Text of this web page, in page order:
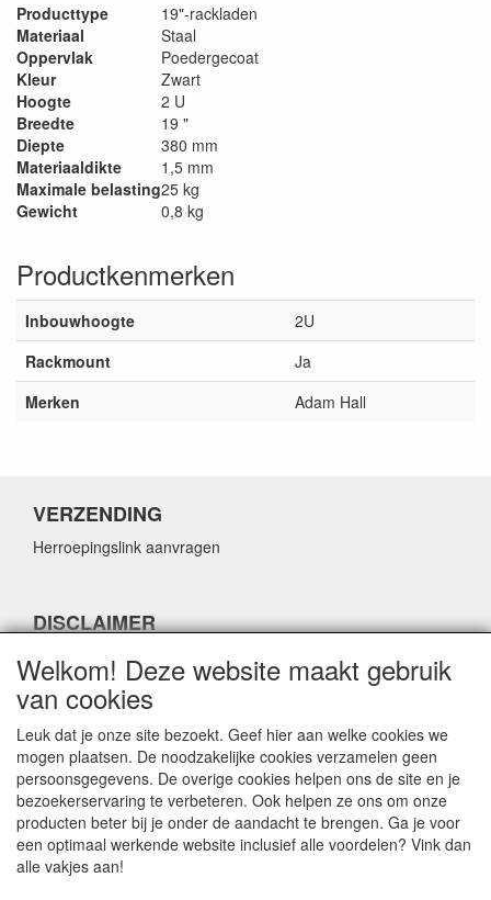
Producttype
19"-rackladen
Materiaal
Staal
Oppervlak
Poedergecoat
Kleur
Zwart
Hoogte
2 U
Breedte
19 "
Diepte
380 mm
Materiaaldikte
1,5 mm
Maximale belasting25 kg
Gewicht
0,8 kg
Productkenmerken
Inbouwhoogte
2U
Rackmount
Ja
Merken
Adam Hall
VERZENDING
Herroepingslink aanvragen
DISCLAIMER
CONTACTGEGEVENS
Fabulous Sales
Grotestraat 69C
5141 JN Waalwijk
Welkom! Deze website maakt gebruik
van cookies
Leuk dat je onze site bezoekt. Geef hier aan welke cookies we
mogen plaatsen. De noodzakelijke cookies verzamelen geen
persoonsgegevens. De overige cookies helpen ons de site en je
bezoekerservaring te verbeteren. Ook helpen ze ons om onze
producten beter bij je onder de aandacht te brengen. Ga je voor
een optimaal werkende website inclusief alle voordelen? Vink dan
alle vakjes aan!